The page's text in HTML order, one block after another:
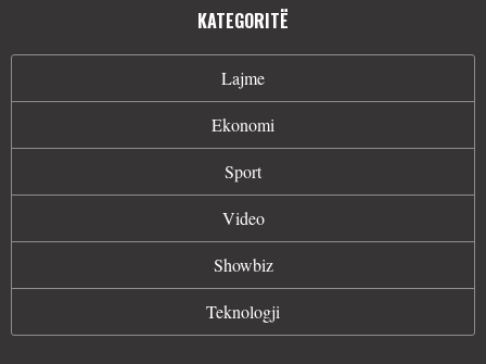
KATEGORITË
Lajme
Ekonomi
Sport
Video
Showbiz
Teknologji